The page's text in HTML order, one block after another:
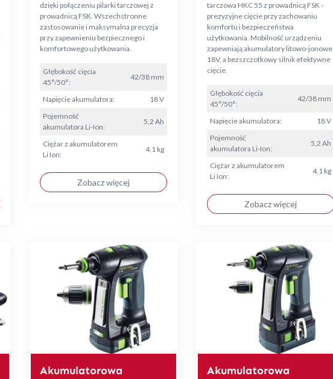
dzięki połączeniu pilarki tarczowej z
prowadnicą FSK. Wszechstronne
zastosowanie i maksymalna precyzja
przy zapewnieniu bezpiecznego i
komfortowego użytkowania.
Głębokość cięcia
45°/50°:
42/38 mm
Napięcie akumulatora:
18 V
Pojemność
akumulatora Li-Ion:
5,2 Ah
Ciężar z akumulatorem
Li Ion:
4,1 kg
Zobacz więcej
tarczowa HKC 55 z prowadnicą FSK -
prezyzyjne cięcie przy zachowaniu
komfortu i bezpieczeństwa
użytkowania. Mobilność urządzeniu
zapewniają akumulatory litowo-jonowe
18V, a bezszczotkowy silnik efektywne
cięcie.
Głębokość cięcia
45°/50°:
42/38 mm
Napięcie akumulatora:
18 V
Pojemność
akumulatora Li-Ion:
5,2 Ah
Ciężar z akumulatorem
Li Ion:
4,1 kg
Zobacz więcej
Akumulatorowa Akumulatorowa